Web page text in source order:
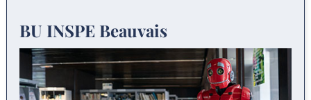
BU INSPE Beauvais